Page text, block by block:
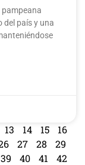
pampeana
del país y una
13 14 15
16
27 28
29
39 40 41
42